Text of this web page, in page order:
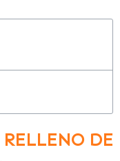
RELLENO DE